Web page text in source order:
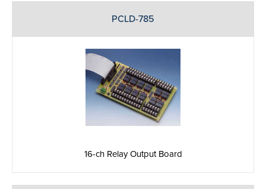
PCLD-785
16-ch Relay Output Board